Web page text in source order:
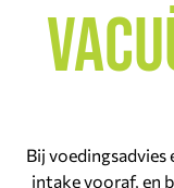
Bij voedingsadvies
intake vooraf, en